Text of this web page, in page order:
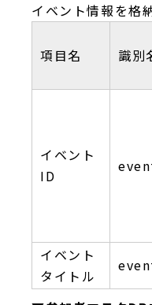
イベント情報を格
項目名 識別
イベント
ID
イベント
タイトル